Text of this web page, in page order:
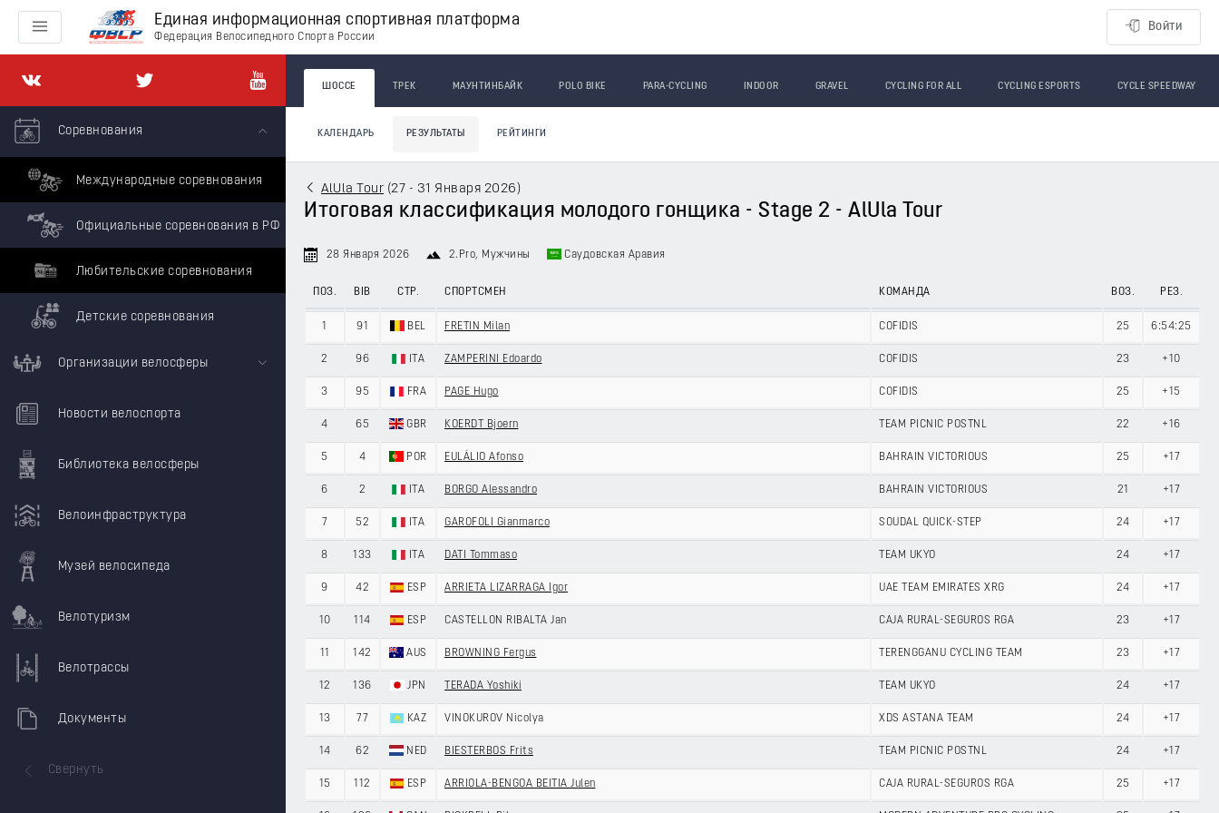
Единая информационная спортивная платформа
Федерация Велосипедного Спорта России
Войти
Соревнования
Международные соревнования
Официальные соревнования в РФ
Любительские соревнования
Детские соревнования
Организации велосферы
Новости велоспорта
Библиотека велосферы
Велоинфраструктура
Музей велосипеда
Велотуризм
Велотрассы
Документы
Свернуть
ШОССЕ ТРЕК МАУНТИНБАЙК POLO BIKE PARA-CYCLING INDOOR GRAVEL CYCLING FOR ALL CYCLING ESPORTS CYCLE SPEEDWAY
КАЛЕНДАРЬ РЕЗУЛЬТАТЫ РЕЙТИНГИ
AlUla Tour (27 - 31 Января 2026 )
Итоговая классификация молодого гонщика - Stage 2 - AlUla Tour
28 Января 2026 2.Pro, Мужчины Саудовская Аравия
ПОЗ. BIB СТР. СПОРТСМЕН КОМАНДА ВОЗ. РЕЗ.
1 91 BEL FRETIN Milan COFIDIS 25 6:54:25
2 96 ITA ZAMPERINI Edoardo COFIDIS 23 +10
3 95 FRA PAGE Hugo COFIDIS 25 +15
4 65 GBR KOERDT Bjoern TEAM PICNIC POSTNL 22 +16
5 4 POR EULÁLIO Afonso BAHRAIN VICTORIOUS 25 +17
6 2 ITA BORGO Alessandro BAHRAIN VICTORIOUS 21 +17
7 52 ITA GAROFOLI Gianmarco SOUDAL QUICK-STEP 24 +17
8 133 ITA DATI Tommaso TEAM UKYO 24 +17
9 42 ESP ARRIETA LIZARRAGA Igor UAE TEAM EMIRATES XRG 24 +17
10 114 ESP CASTELLON RIBALTA Jan CAJA RURAL-SEGUROS RGA 23 +17
11 142 AUS BROWNING Fergus TERENGGANU CYCLING TEAM 23 +17
12 136 JPN TERADA Yoshiki TEAM UKYO 24 +17
13 77 KAZ VINOKUROV Nicolya XDS ASTANA TEAM 24 +17
14 62 NED BIESTERBOS Frits TEAM PICNIC POSTNL 24 +17
15 112 ESP ARRIOLA-BENGOA BEITIA Julen CAJA RURAL-SEGUROS RGA 25 +17